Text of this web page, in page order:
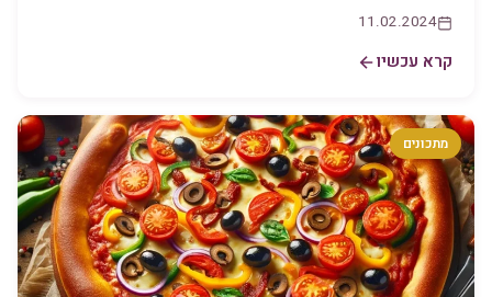
11.02.2024
קרא עכשיו
מתכונים